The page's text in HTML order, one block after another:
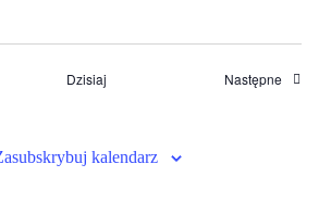
Dzisiaj Następne
kalendarz